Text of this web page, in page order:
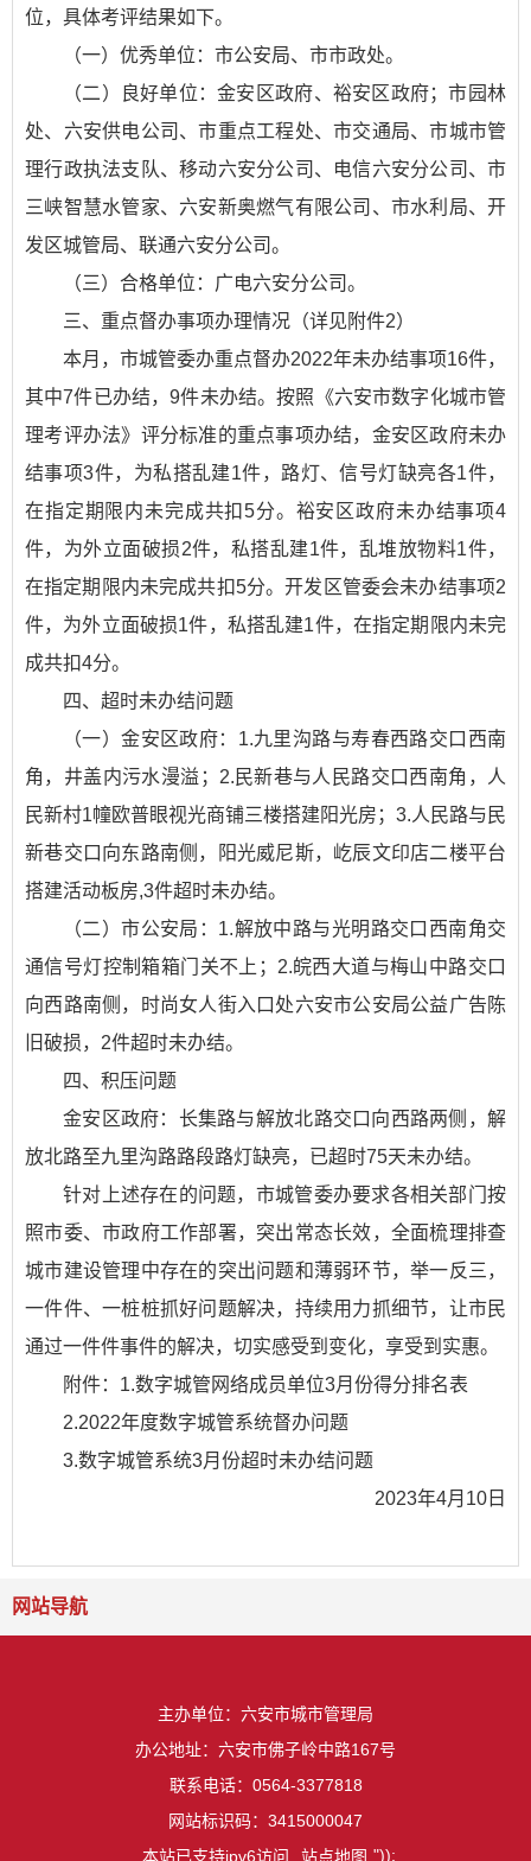
位，具体考评结果如下。
（一）优秀单位：市公安局、市市政处。
（二）良好单位：金安区政府、裕安区政府；市园林
处、六安供电公司、市重点工程处、市交通局、市城市管
理行政执法支队、移动六安分公司、电信六安分公司、市
三峡智慧水管家、六安新奥燃气有限公司、市水利局、开
发区城管局、联通六安分公司。
（三）合格单位：广电六安分公司。
三、重点督办事项办理情况（详见附件2）
本月，市城管委办重点督办2022年未办结事项16件，
其中7件已办结，9件未办结。按照 《六安市数字化城市管
理考评办法》 评分标准的重点事项办结，金安区政府未办
结事项3件，为私搭乱建1件，路灯、信号灯缺亮各1件，
在指定期限内未完成共扣5分。裕安区政府未办结事项4
件，为外立面破损2件，私搭乱建1件，乱堆放物料1件，
在指定期限内未完成共扣5分。开发区管委会未办结事项2
件，为外立面破损1件，私搭乱建1件，在指定期限内未完
成共扣4分。
四、超时未办结问题
（一）金安区政府：1.九里沟路与寿春西路交口西南
角，井盖内污水漫溢；2.民新巷与人民路交口西南角，人
民新村1幢欧普眼视光商铺三楼搭建阳光房；3.人民路与民
新巷交口向东路南侧，阳光威尼斯，屹辰文印店二楼平台
搭建活动板房,3件超时未办结。
（二）市公安局：1.解放中路与光明路交口西南角交
通信号灯控制箱箱门关不上；2.皖西大道与梅山中路交口
向西路南侧，时尚女人街入口处六安市公安局公益广告陈
旧破损，2件超时未办结。
四、积压问题
金安区政府：长集路与解放北路交口向西路两侧，解
放北路至九里沟路路段路灯缺亮，已超时75天未办结。
针对上述存在的问题，市城管委办要求各相关部门按
照市委、市政府工作部署，突出常态长效，全面梳理排查
城市建设管理中存在的突出问题和薄弱环节，举一反三，
一件件、一桩桩抓好问题解决，持续用力抓细节，让市民
通过一件件事件的解决，切实感受到变化，享受到实惠。
附件：1.数字城管网络成员单位3月份得分排名表
2.2022年度数字城管系统督办问题
3.数字城管系统3月份超时未办结问题
2023年4月10日
网站导航
主办单位：六安市城市管理局
办公地址：六安市佛子岭中路167号
联系电话：0564-3377818
网站标识码：3415000047
本站已支持ipv6访问
站点地图 "));